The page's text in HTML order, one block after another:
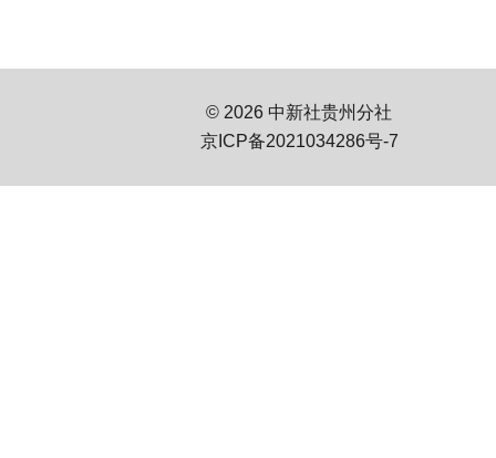
© 2026 中新社贵州分社
京ICP备2021034286号-7